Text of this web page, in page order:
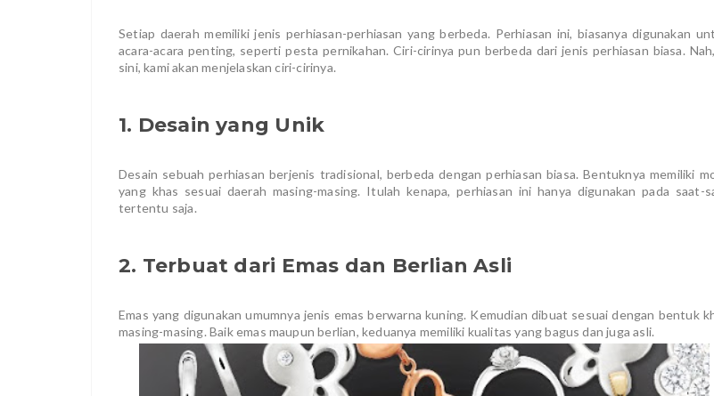
Setiap daerah memiliki jenis perhiasan-perhiasan yang berbeda. Perhiasan ini, biasanya digunakan
acara-acara penting, seperti pesta pernikahan. Ciri-cirinya pun berbeda dari jenis perhiasan biasa.
sini, kami akan menjelaskan ciri-cirinya.
1. Desain yang Unik
Desain sebuah perhiasan berjenis tradisional, berbeda dengan perhiasan biasa. Bentuknya memiliki
yang khas sesuai daerah masing-masing. Itulah kenapa, perhiasan ini hanya digunakan pada saat-
tertentu saja.
2. Terbuat dari Emas dan Berlian Asli
Emas yang digunakan umumnya jenis emas berwarna kuning. Kemudian dibuat sesuai dengan bentuk
masing-masing. Baik emas maupun berlian, keduanya memiliki kualitas yang bagus dan juga asli.